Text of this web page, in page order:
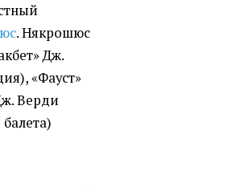
. Някрошюс
Дж.
«Фауст»
Верди